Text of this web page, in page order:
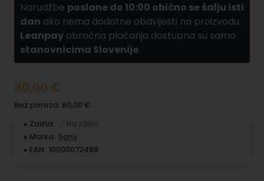
Narudžbe poslane do 10:00 obično se šalju isti
dan ako nema dodatne obavijesti na proizvodu.
Leanpay obročna plaćanja dostupna su samo
stanovnicima Slovenije.
80,00 €
Bez poreza: 80,00 €
Zaliha:
✅ Na zalihi
Marka: Sony
EAN: 10000072488